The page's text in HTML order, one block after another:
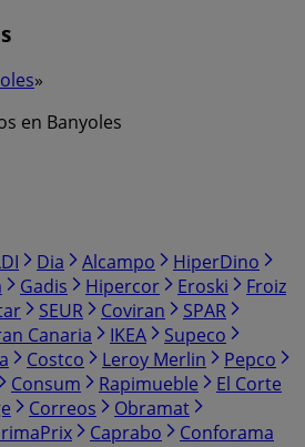
»
en Banyoles
Dia Alcampo
HiperDino
Gadis Hipercor Eroski
Froiz
SEUR Coviran
SPAR
Canaria IKEA
Supeco
Costco Leroy Merlin
Pepco
Consum Rapimueble
El Corte
Correos
Obramat
Caprabo Conforama